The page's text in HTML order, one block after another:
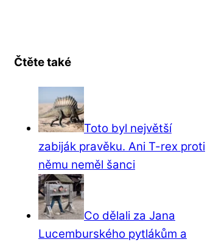
Čtěte také
Toto byl největší
zabiják pravěku. Ani T-rex proti
němu neměl šanci
Co dělali za Jana
Lucemburského pytlákům a